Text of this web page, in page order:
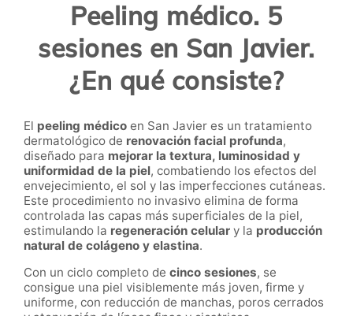
Peeling médico. 5
sesiones en San Javier.
¿En qué consiste?
El peeling médico en San Javier es un tratamiento
dermatológico de renovación facial profunda,
diseñado para mejorar la textura, luminosidad y
uniformidad de la piel, combatiendo los efectos del
envejecimiento, el sol y las imperfecciones cutáneas.
Este procedimiento no invasivo elimina de forma
controlada las capas más superficiales de la piel,
estimulando la regeneración celular y la producción
natural de colágeno y elastina.
Con un ciclo completo de cinco sesiones, se
consigue una piel visiblemente más joven, firme y
uniforme, con reducción de manchas, poros cerrados